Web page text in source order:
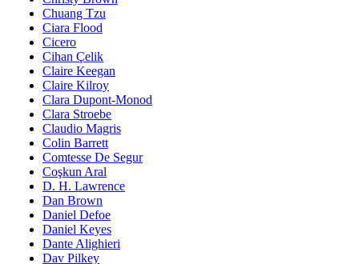
Chuang Tzu
Ciara Flood
Cicero
Cihan Çelik
Claire Keegan
Claire Kilroy
Clara Dupont-Monod
Clara Stroebe
Claudio Magris
Colin Barrett
Comtesse De Segur
Coşkun Aral
D. H. Lawrence
Dan Brown
Daniel Defoe
Daniel Keyes
Dante Alighieri
Dav Pilkey